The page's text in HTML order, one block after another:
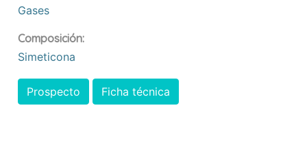
Gases
Composición:
Simeticona
Prospecto Ficha técnica